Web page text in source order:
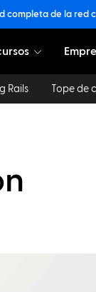
completa de la red
Rails Tope de